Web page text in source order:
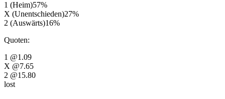
1 (Heim)57%
X (Unentschieden)27%
2 (Auswärts)16%
Quoten:
1 @1.09
X @7.65
2 @15.80
lost